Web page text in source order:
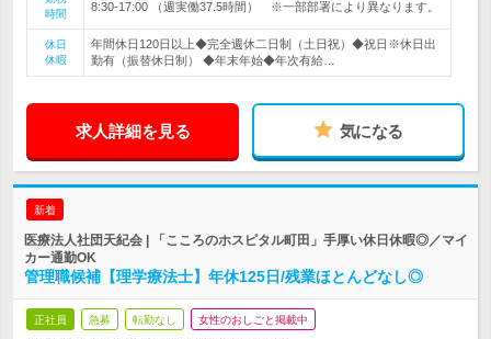
時間
8:30-17:00 （週実働37.5時間） ※一部部署により異なります。
休日
休暇
年間休日120日以上◆完全週休二日制（土日祝）◆祝日※休日出
勤有（振替休日制） ◆年末年始◆年次有給…
求人詳細を見る 気になる
新着
医療法人社団天紀会 | 「こころのホスピタル町田」手厚い休日休暇◎／マイ
カー通勤OK
管理職候補【理学療法士】年休125日/残業ほとんどなし◎
正社員 急募 転勤なし 女性のおしごと掲載中